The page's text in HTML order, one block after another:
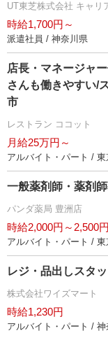
UT東芝株式会社 キャリ
時給1,700円～
派遣社員 / 神奈川県
店長・マネージャ
さんも働きやすい/
市
レストラン ココット
月給25万円～
アルバイト・パート / 東
一般薬剤師・薬剤
パンダ薬局 豊洲店
時給2,000円～2,500円
アルバイト・パート / 東
レジ・品出しスタ
株式会社ワイズマート
時給1,230円
アルバイト・パート / 神